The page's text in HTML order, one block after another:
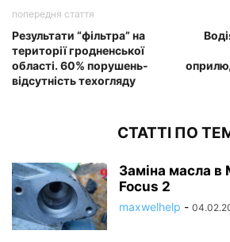
попередня стаття
Результати “фільтра” на
території гродненської
області. 60% порушень-
відсутність техогляду
СТАТТІ ПО
Заміна масла
Focus 2
maxwelhelp -